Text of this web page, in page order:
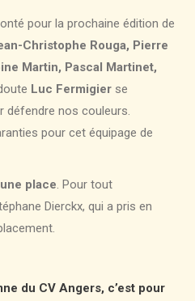
pour la prochaine édition de
Christophe Rouga, Pierre
Martin, Pascal Martinet,
Luc Fermigier se
défendre nos couleurs.
pour cet équipage de
place. Pour tout
Dierckx, qui a pris en
du CV Angers, c’est pour